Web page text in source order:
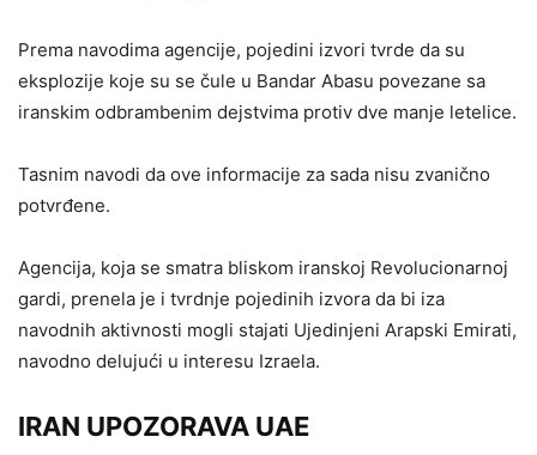
Prema navodima agencije, pojedini izvori tvrde da su
eksplozije koje su se čule u Bandar Abasu povezane sa
iranskim odbrambenim dejstvima protiv dve manje letelice.
Tasnim navodi da ove informacije za sada nisu zvanično
potvrđene.
Agencija, koja se smatra bliskom iranskoj Revolucionarnoj
gardi, prenela je i tvrdnje pojedinih izvora da bi iza
navodnih aktivnosti mogli stajati Ujedinjeni Arapski Emirati,
navodno delujući u interesu Izraela.
IRAN UPOZORAVA UAE